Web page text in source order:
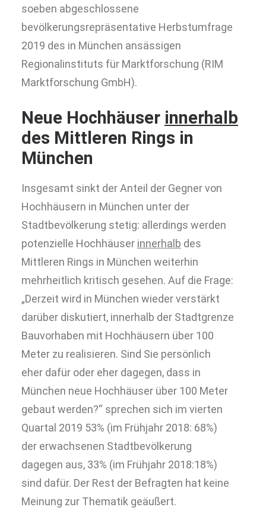
soeben abgeschlossene
bevölkerungsrepräsentative Herbstumfrage
2019 des in München ansässigen
Regionalinstituts für Marktforschung (RIM
Marktforschung GmbH).
Neue Hochhäuser innerhalb
des Mittleren Rings in
München
Insgesamt sinkt der Anteil der Gegner von
Hochhäusern in München unter der
Stadtbevölkerung stetig: allerdings werden
potenzielle Hochhäuser innerhalb des
Mittleren Rings in München weiterhin
mehrheitlich kritisch gesehen. Auf die Frage:
„Derzeit wird in München wieder verstärkt
darüber diskutiert, innerhalb der Stadtgrenze
Bauvorhaben mit Hochhäusern über 100
Meter zu realisieren. Sind Sie persönlich
eher dafür oder eher dagegen, dass in
München neue Hochhäuser über 100 Meter
gebaut werden?“ sprechen sich im vierten
Quartal 2019 53% (im Frühjahr 2018: 68%)
der erwachsenen Stadtbevölkerung
dagegen aus, 33% (im Frühjahr 2018:18%)
sind dafür. Der Rest der Befragten hat keine
Meinung zur Thematik geäußert.